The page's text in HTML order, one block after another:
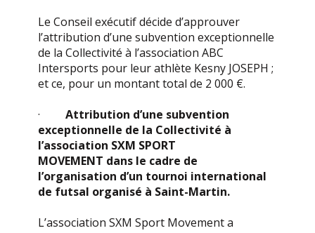
Le Conseil exécutif décide d’approuver
l’attribution d’une subvention exceptionnelle
de la Collectivité à l’association ABC
Intersports pour leur athlète Kesny JOSEPH ;
et ce, pour un montant total de 2 000 €.
·Attribution d’une subvention
exceptionnelle de la Collectivité à
l’association SXM SPORT
MOVEMENT dans le cadre de
l’organisation d’un tournoi international
de futsal organisé à Saint-Martin.
L’association SXM Sport Movement a